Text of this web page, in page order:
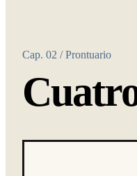
Cap. 02 / Prontuario